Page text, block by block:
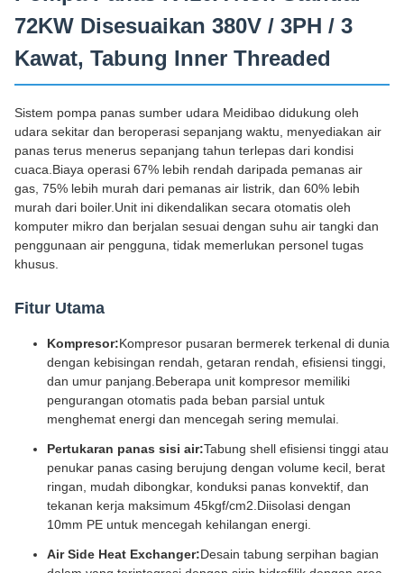
72KW Disesuaikan 380V / 3PH / 3
Kawat, Tabung Inner Threaded
Sistem pompa panas sumber udara Meidibao didukung oleh
udara sekitar dan beroperasi sepanjang waktu, menyediakan air
panas terus menerus sepanjang tahun terlepas dari kondisi
cuaca.Biaya operasi 67% lebih rendah daripada pemanas air
gas, 75% lebih murah dari pemanas air listrik, dan 60% lebih
murah dari boiler.Unit ini dikendalikan secara otomatis oleh
komputer mikro dan berjalan sesuai dengan suhu air tangki dan
penggunaan air pengguna, tidak memerlukan personel tugas
khusus.
Fitur Utama
Kompresor:Kompresor pusaran bermerek terkenal di dunia
dengan kebisingan rendah, getaran rendah, efisiensi tinggi,
dan umur panjang.Beberapa unit kompresor memiliki
pengurangan otomatis pada beban parsial untuk
menghemat energi dan mencegah sering memulai.
Pertukaran panas sisi air:Tabung shell efisiensi tinggi atau
penukar panas casing berujung dengan volume kecil, berat
ringan, mudah dibongkar, konduksi panas konvektif, dan
tekanan kerja maksimum 45kgf/cm2.Diisolasi dengan
10mm PE untuk mencegah kehilangan energi.
Air Side Heat Exchanger:Desain tabung serpihan bagian